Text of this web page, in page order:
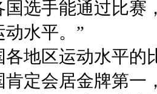
国选手能通过比赛
水平。”
地区运动水平的
肯定会居金牌第一